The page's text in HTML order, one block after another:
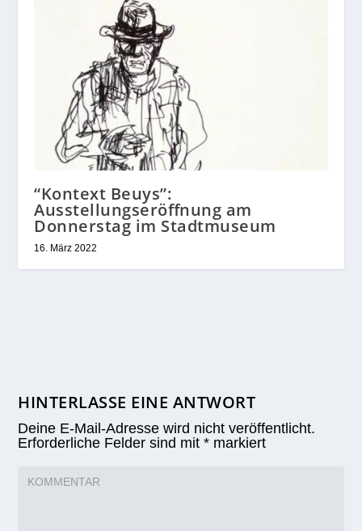
“Kontext Beuys”:
Ausstellungseröffnung am
Donnerstag im Stadtmuseum
16. März 2022
HINTERLASSE EINE ANTWORT
Deine E-Mail-Adresse wird nicht veröffentlicht.
Erforderliche Felder sind mit* markiert